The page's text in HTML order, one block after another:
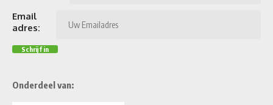
Email
adres:
Onderdeel van: